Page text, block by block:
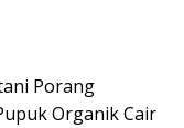
Porang
Organik Cair